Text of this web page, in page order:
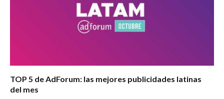
TOP 5 de AdForum: las mejores publicidades latinas
del mes